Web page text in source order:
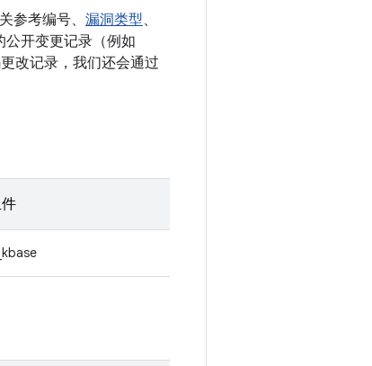
参考编号、 漏洞类型、
公开变更记录（例如
改记录，我们还会通过